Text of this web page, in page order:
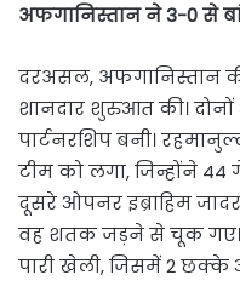
अफगानिस्तान ने 3-0 से
दरअसल, अफगानिस्तान
शानदार शुरुआत की।
पार्टनरशिप बनी।
टीम को लगा, जिन्होंने 44
दूसरे ओपनर इब्राहिम
वह शतक जड़ने से चूक गए।
पारी खेली, जिसमें 2 छक्के